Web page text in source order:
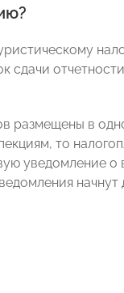
сдачи
размещены в
то
уведомление
начнут